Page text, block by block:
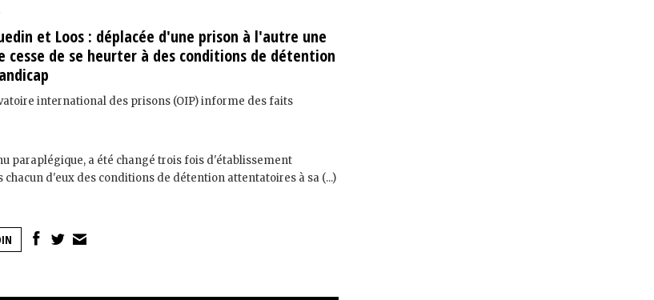
et Loos : déplacée d'une prison à l'autre une
cesse de se heurter à des conditions de détention
international des prisons (OIP) informe des faits
paraplégique, a été changé trois fois d'établissement
d'eux des conditions de détention attentatoires à sa (...)